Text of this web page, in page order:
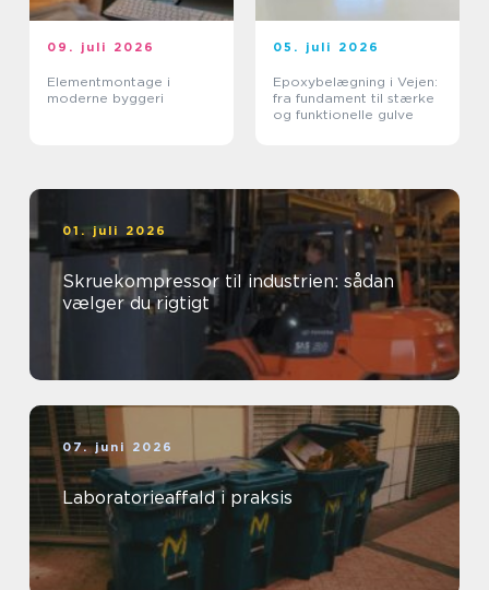
09. juli 2026
Elementmontage i
moderne byggeri
05. juli 2026
Epoxybelægning i Vejen:
fra fundament til stærke
og funktionelle gulve
01. juli 2026
Skruekompressor til industrien: sådan
vælger du rigtigt
07. juni 2026
Laboratorieaffald i praksis